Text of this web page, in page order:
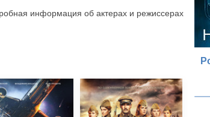
информация об актерах и режиссерах